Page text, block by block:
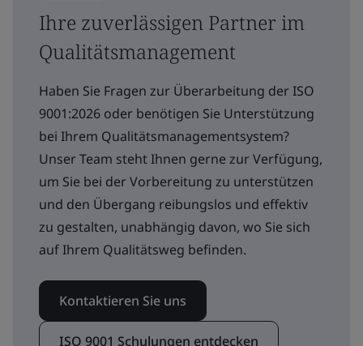
Ihre zuverlässigen Partner im
Qualitätsmanagement
Haben Sie Fragen zur Überarbeitung der ISO
9001:2026 oder benötigen Sie Unterstützung
bei Ihrem Qualitätsmanagementsystem?
Unser Team steht Ihnen gerne zur Verfügung,
um Sie bei der Vorbereitung zu unterstützen
und den Übergang reibungslos und effektiv
zu gestalten, unabhängig davon, wo Sie sich
auf Ihrem Qualitätsweg befinden.
Kontaktieren Sie uns
ISO 9001 Schulungen entdecken